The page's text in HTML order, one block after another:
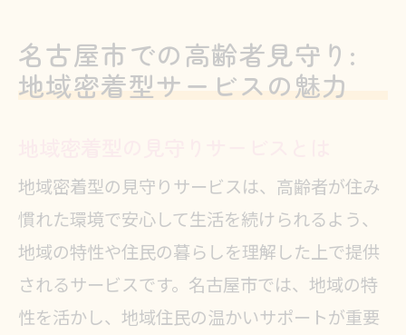
名古屋市での高齢者見守り:
地域密着型サービスの魅力
地域密着型の見守りサービスは、高齢者が住み
慣れた環境で安心して生活を続けられるよう、
地域の特性や住民の暮らしを理解した上で提供
されるサービスです。名古屋市では、地域の特
性を活かし、地域住民の温かいサポートが重要